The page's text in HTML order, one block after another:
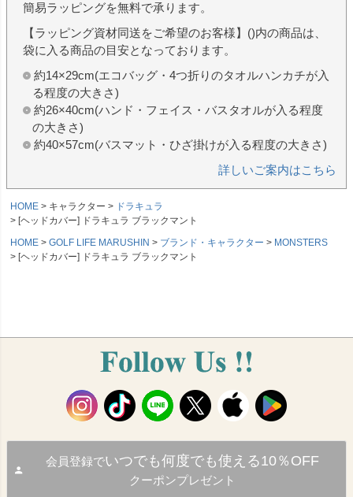
簡易ラッピングを無料で承ります。
【ラッピング資材同送をご希望のお客様】()内の商品は、
袋に入る商品の目安となっております。
約14×29cm(エコバッグ・4つ折りのタオルハンカチが入
る程度の大きさ)
約26×40cm(ハンド・フェイス・バスタオルが入る程度
の大きさ)
約40×57cm(バスマット・ひざ掛けが入る程度の大きさ)
詳しいご案内はこちら
HOME キャラクター
ドラキュラ
[ヘッドカバー] ドラキュラ ブラックマント
HOME
GOLF LIFE MARUSHIN ブランド・キャラクター
MONSTERS
[ヘッドカバー] ドラキュラ ブラックマント
会員登録でいつでも何度でも使える10％OFF
クーポンプレゼント